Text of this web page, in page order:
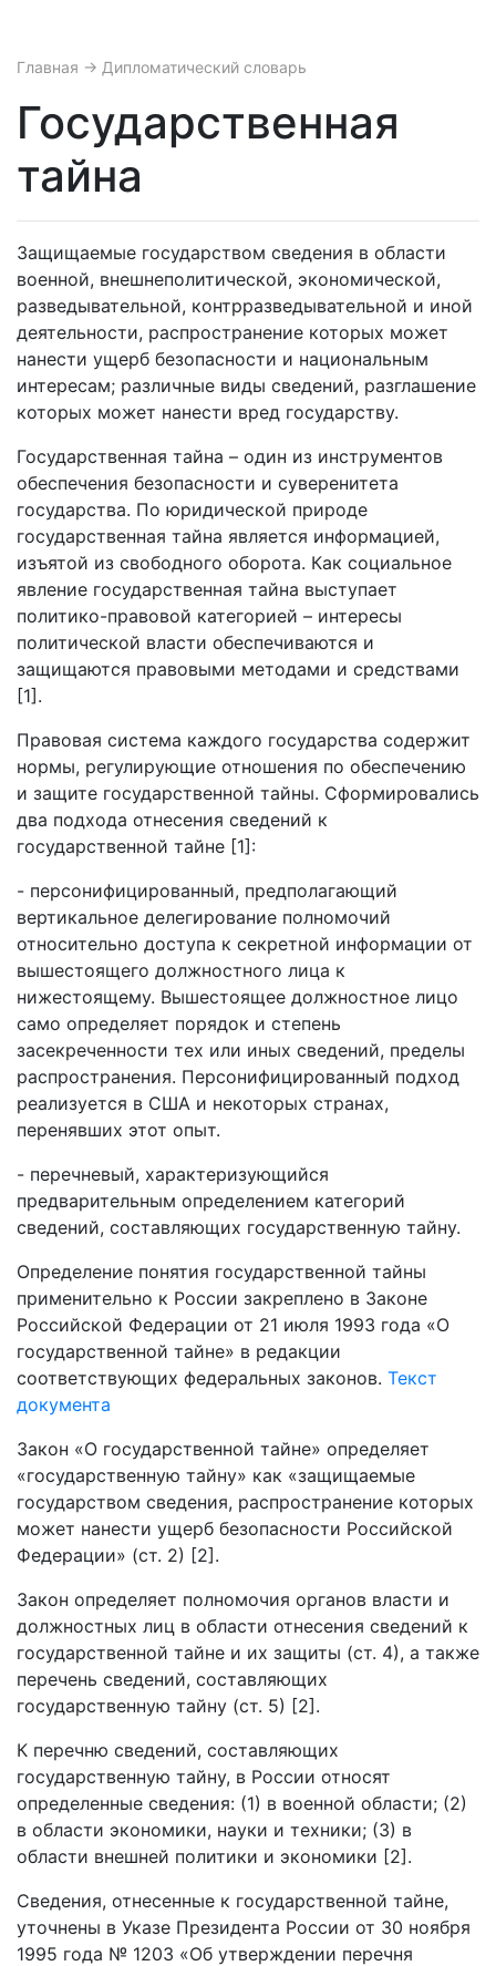
Главная → Дипломатический словарь
Государственная
тайна
Защищаемые государством сведения в области
военной, внешнеполитической, экономической,
разведывательной, контрразведывательной и иной
деятельности, распространение которых может
нанести ущерб безопасности и национальным
интересам; различные виды сведений, разглашение
которых может нанести вред государству.
Государственная тайна – один из инструментов
обеспечения безопасности и суверенитета
государства. По юридической природе
государственная тайна является информацией,
изъятой из свободного оборота. Как социальное
явление государственная тайна выступает
политико-правовой категорией – интересы
политической власти обеспечиваются и
защищаются правовыми методами и средствами
[1].
Правовая система каждого государства содержит
нормы, регулирующие отношения по обеспечению
и защите государственной тайны. Сформировались
два подхода отнесения сведений к
государственной тайне [1]:
- персонифицированный, предполагающий
вертикальное делегирование полномочий
относительно доступа к секретной информации от
вышестоящего должностного лица к
нижестоящему. Вышестоящее должностное лицо
само определяет порядок и степень
засекреченности тех или иных сведений, пределы
распространения. Персонифицированный подход
реализуется в США и некоторых странах,
перенявших этот опыт.
- перечневый, характеризующийся
предварительным определением категорий
сведений, составляющих государственную тайну.
Определение понятия государственной тайны
применительно к России закреплено в Законе
Российской Федерации от 21 июля 1993 года «О
государственной тайне» в редакции
соответствующих федеральных законов. Текст
документа
Закон «О государственной тайне» определяет
«государственную тайну» как «защищаемые
государством сведения, распространение которых
может нанести ущерб безопасности Российской
Федерации» (ст. 2) [2].
Закон определяет полномочия органов власти и
должностных лиц в области отнесения сведений к
государственной тайне и их защиты (ст. 4), а также
перечень сведений, составляющих
государственную тайну (ст. 5) [2].
К перечню сведений, составляющих
государственную тайну, в России относят
определенные сведения: (1) в военной области; (2)
в области экономики, науки и техники; (3) в
области внешней политики и экономики [2].
Сведения, отнесенные к государственной тайне,
уточнены в Указе Президента России от 30 ноября
1995 года № 1203 «Об утверждении перечня